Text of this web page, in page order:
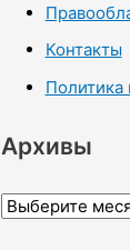
Контакты
Политика
Архивы
А